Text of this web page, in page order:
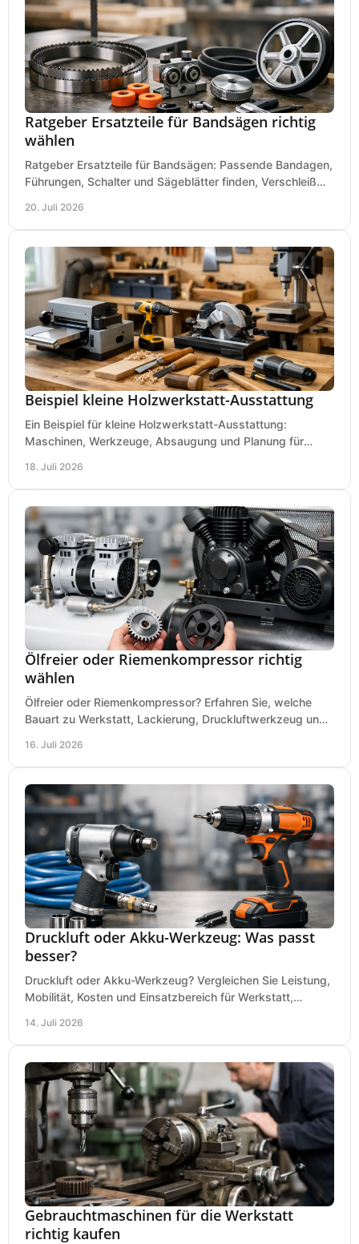
Ratgeber Ersatzteile für Bandsägen richtig
wählen
Ratgeber Ersatzteile für Bandsägen: Passende Bandagen,
Führungen, Schalter und Sägeblätter finden, Verschleiß
20. Juli 2026
Beispiel kleine Holzwerkstatt-Ausstattung
Ein Beispiel für kleine Holzwerkstatt-Ausstattung:
Maschinen, Werkzeuge, Absaugung und Planung für
18. Juli 2026
Ölfreier oder Riemenkompressor richtig
wählen
Ölfreier oder Riemenkompressor? Erfahren Sie, welche
Bauart zu Werkstatt, Lackierung, Druckluftwerkzeug und
16. Juli 2026
Druckluft oder Akku-Werkzeug: Was passt
besser?
Druckluft oder Akku-Werkzeug? Vergleichen Sie Leistung,
Mobilität, Kosten und Einsatzbereich für Werkstatt,
14. Juli 2026
Gebrauchtmaschinen für die Werkstatt
richtig kaufen